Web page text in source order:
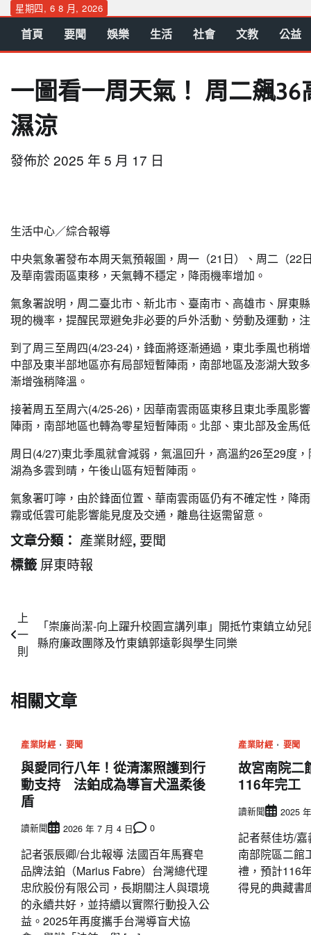
Skip
content
星期四, 6 8 月, 2026
首頁 要聞 娛樂 生活 社會 文教 公益
一圖看一周天氣！ 周二飆
濕涼
發佈於2025 年 5 月 17 日
生活中心／綜合報導
中央氣象署發布本周天氣預報圖，周一（21日）、周二（
及華南雲雨區東移，天氣轉不穩定，降雨機率增加。
氣象署說明，周二臺北市、新北市、臺南市、高雄市、屏東
現的機率，提醒民眾避免非必要的戶外活動、勞動及運動，
到了周三至周四(4/23-24)，鋒面將逐漸通過，東北季風也稍
中部及東半部地區亦有局部短暫陣雨，南部地區及澎湖大致
漸增強稍降溫。
接著周五至周六(4/25-26)，因華南雲雨區東移且東北季風影
陣雨，南部地區也轉為零星短暫陣雨。北部、東北部及金馬
周日(4/27)東北季風就會減弱，氣溫回升，高溫約26至29度
湖為多雲到晴，午後山區有短暫陣雨。
氣象署叮嚀，由於鋒面位置、華南雲雨區仍有不確定性，降
霧或低雲可能影響能見度及交通，離島往返需留意。
文章分類： 產業財經, 要聞
標籤 屏東時報
文
章
覽
上
一
則
「崇廉尚潔-向上躍升校園宣講列車」開抵竹東鎮立幼兒
縣府廉政團隊及竹東鎮郭遠彰與學生同樂
相關文章
產業財經 要聞
與愛同行八年！從清潔照護到行
動支持 法鉑成為導盲犬溫柔後
盾
讀新聞 2026 年 7 月 4 日 0
記者張辰卿/台北報導 法國百年馬賽皂
品牌法鉑（Marius Fabre）台灣總代理
忠欣股份有限公司，長期關注人與環境
的永續共好，並持續以實際行動投入公
益。2025年再度攜手台灣導盲犬協
產業財經 要聞
故宮南院
116年完工
讀新聞 2025
記者蔡佳坊/
南部院區二館
禮，預計116
得見的典藏書